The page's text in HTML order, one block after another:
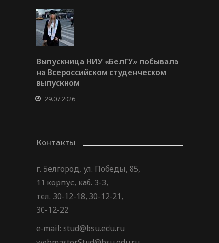
Выпускница НИУ «БелГУ» побывала
на Всероссийском студенческом
выпускном
29.07.2026
Контакты
г. Белгород, ул. Победы, 85,
11 корпус, каб. 3-3,
тел. 30-12-18, 30-12-21,
30-12-22
e-mail: stud@bsu.edu.ru